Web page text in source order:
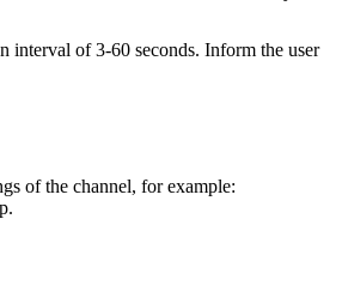
interval of 3-60 seconds. Inform the user
of the channel, for example: